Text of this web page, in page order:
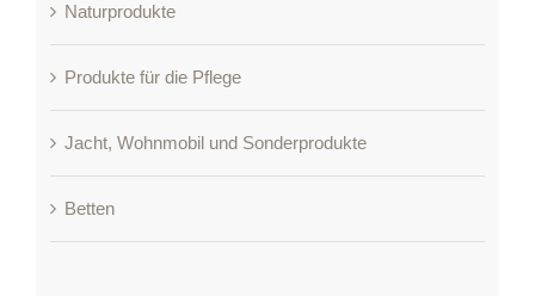
Naturprodukte
Produkte für die Pflege
Jacht, Wohnmobil und Sonderprodukte
Betten